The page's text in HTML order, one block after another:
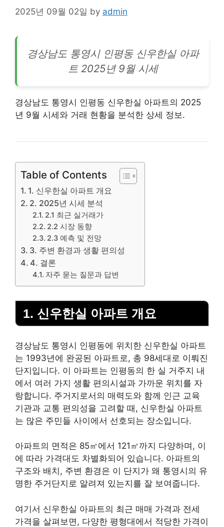
2025년 09월 02일 by admin
경상남도 통영시 인평동 신우한실 아파
트 2025년 9월 시세
경상남도 통영시 인평동 신우한실 아파트의 2025
년 9월 시세와 거래 현황을 분석한 상세 정보.
Table of Contents
1. 신우한실 아파트 개요
2. 2025년 시세 분석
2.1 최근 실거래가
2.2 시장 동향
2.3 예측 및 전망
3. 주변 환경과 생활 편의성
4. 결론
자주 묻는 질문과 답변
1. 신우한실 아파트 개요
경상남도 통영시 인평동에 위치한 신우한실 아파트
는 1993년에 완공된 아파트로, 총 98세대로 이뤄진
단지입니다. 이 아파트는 인평동의 한 실 거주지 내
에서 여러 가지 생활 편의시설과 가까운 위치를 자
랑합니다. 주거지로서의 매력도와 함께 인근 교육
기관과 교통 편의성을 고려할 때, 신우한실 아파트
는 많은 주민들 사이에서 선호되는 장소입니다.
아파트의 면적은 85㎡에서 121㎡까지 다양하며, 이
에 따라 가격대도 차별화되어 있습니다. 아파트의
구조와 배치, 주변 환경은 이 단지가 왜 통영시의 유
명한 주거단지로 알려져 있는지를 잘 보여줍니다.
여기서 신우한실 아파트의 최근 매매 가격과 전세
가격을 살펴보면, 다양한 평형대에서 적당한 가격이